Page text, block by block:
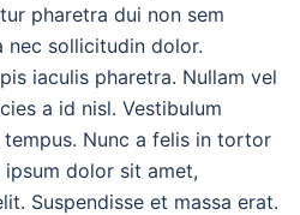
pharetra dui non sem
nec sollicitudin dolor.
iaculis pharetra. Nullam vel
a id nisl. Vestibulum
Nunc a felis in tortor
ipsum dolor sit amet,
Suspendisse et massa erat.